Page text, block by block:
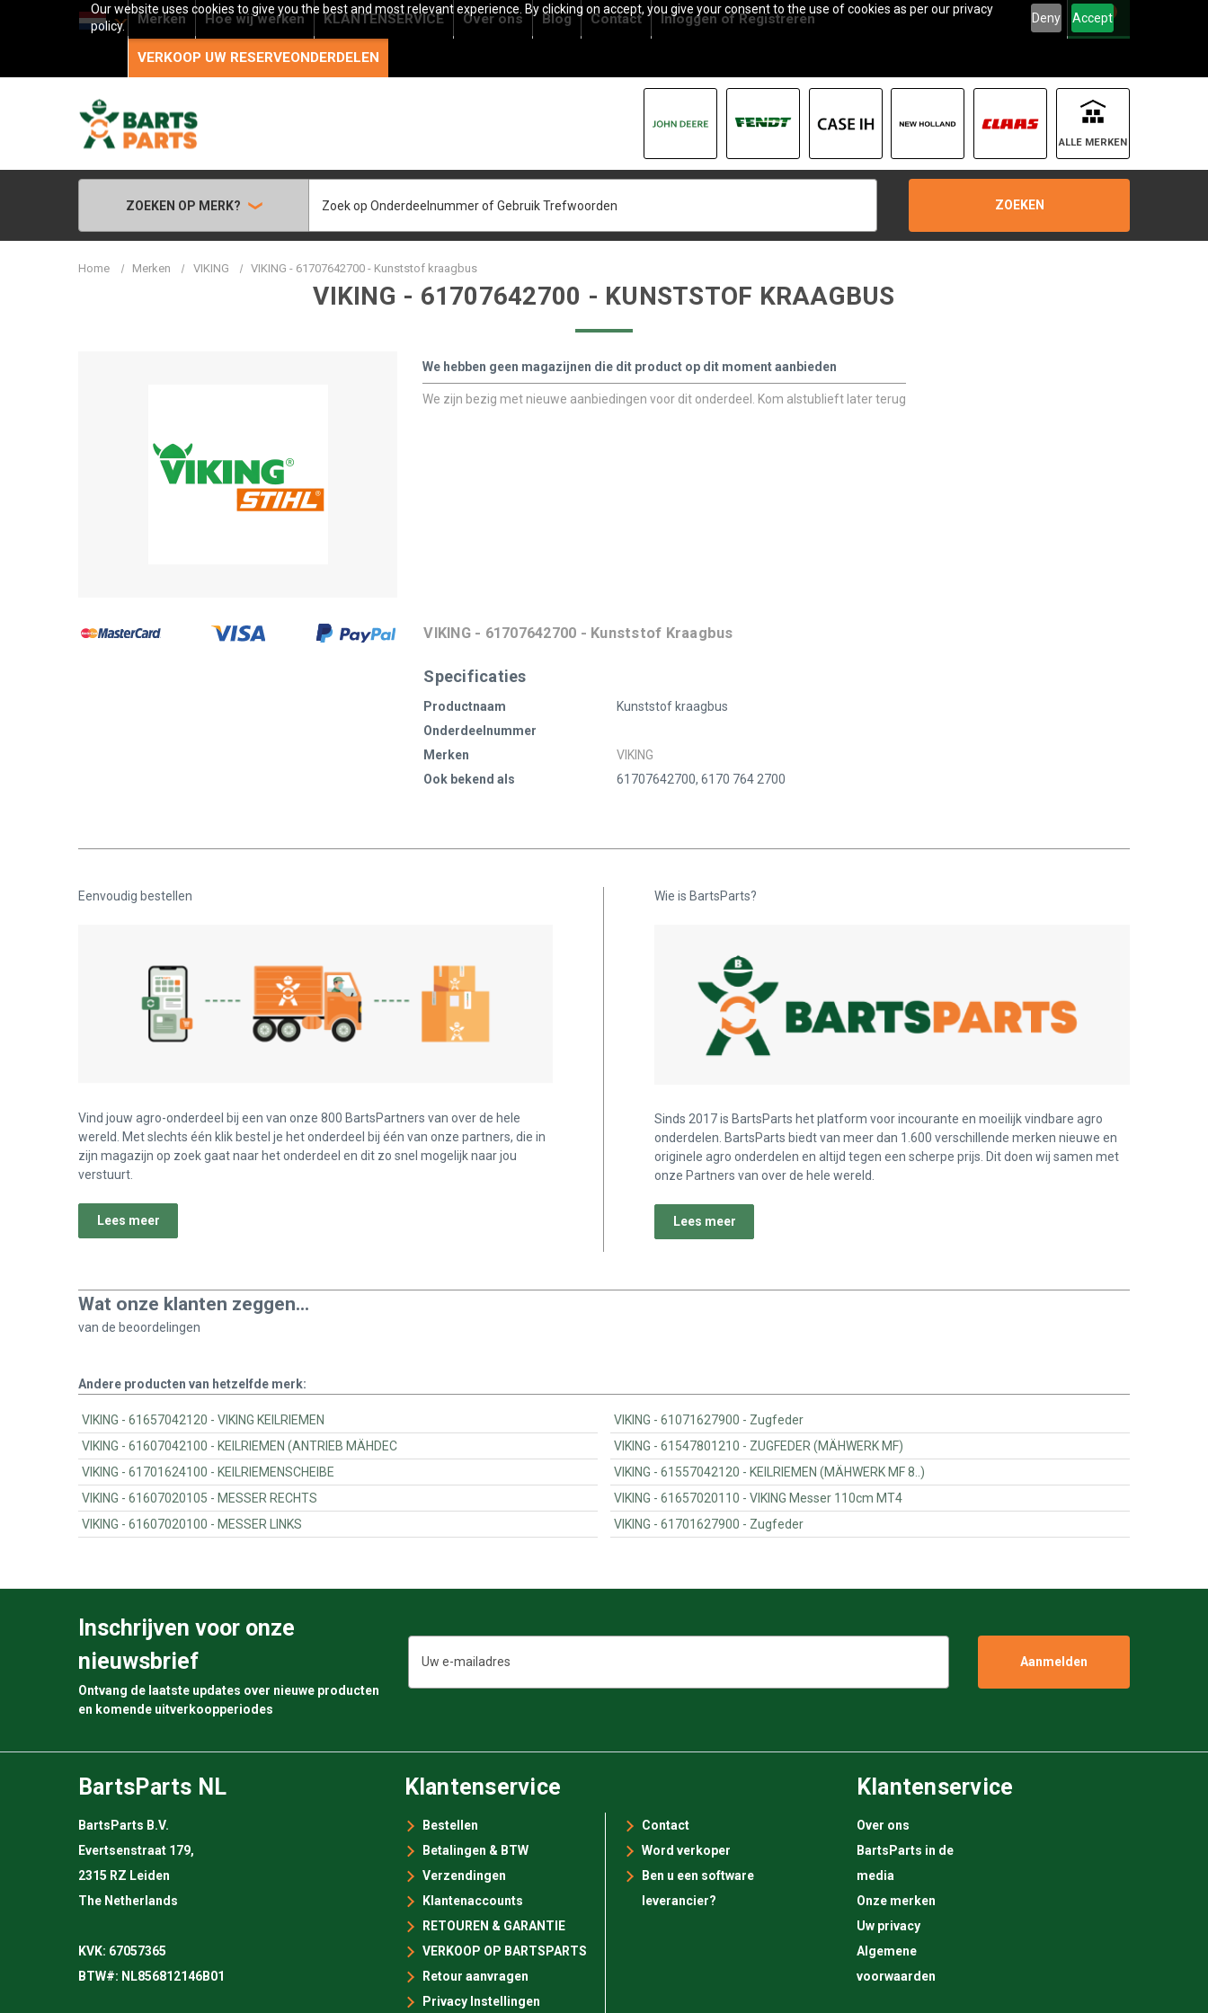
Our website uses cookies to give you the best and most relevant experience. By clicking on accept, you give your consent to the use of cookies as per our privacy
policy.
Deny Accept
Merken Hoe wij werken KLANTENSERVICE Over ons Blog Contact InloggenofRegistreren
VERKOOP UW RESERVEONDERDELEN
0
ALLE MERKEN
ZOEKEN OP MERK?
ZOEKEN
Home Merken VIKING VIKING - 61707642700 - Kunststof kraagbus
VIKING - 61707642700 - KUNSTSTOF KRAAGBUS
We hebben geen magazijnen die dit product op dit moment aanbieden
We zijn bezig met nieuwe aanbiedingen voor dit onderdeel. Kom alstublieft later terug
VIKING - 61707642700 - Kunststof Kraagbus
Specificaties
Productnaam
Kunststof kraagbus
Onderdeelnummer
Merken
VIKING
Ook bekend als
61707642700, 6170 764 2700
Eenvoudig bestellen
Vind jouw agro-onderdeel bij een van onze 800 BartsPartners van over de hele
wereld. Met slechts één klik bestel je het onderdeel bij één van onze partners, die in
zijn magazijn op zoek gaat naar het onderdeel en dit zo snel mogelijk naar jou
verstuurt.
Lees meer
Wie is BartsParts?
Sinds 2017 is BartsParts het platform voor incourante en moeilijk vindbare agro
onderdelen. BartsParts biedt van meer dan 1.600 verschillende merken nieuwe en
originele agro onderdelen en altijd tegen een scherpe prijs. Dit doen wij samen met
onze Partners van over de hele wereld.
Lees meer
Wat onze klanten zeggen...
van de beoordelingen
Andere producten van hetzelfde merk:
VIKING - 61657042120 - VIKING KEILRIEMEN
VIKING - 61607042100 - KEILRIEMEN (ANTRIEB MÄHDEC
VIKING - 61701624100 - KEILRIEMENSCHEIBE
VIKING - 61607020105 - MESSER RECHTS
VIKING - 61607020100 - MESSER LINKS
VIKING - 61071627900 - Zugfeder
VIKING - 61547801210 - ZUGFEDER (MÄHWERK MF)
VIKING - 61557042120 - KEILRIEMEN (MÄHWERK MF 8..)
VIKING - 61657020110 - VIKING Messer 110cm MT4
VIKING - 61701627900 - Zugfeder
Inschrijven voor onze
nieuwsbrief
Ontvang de laatste updates over nieuwe producten
en komende uitverkoopperiodes
mailadres
Klantenservice
Bestellen
Betalingen & BTW
Verzendingen
Klantenaccounts
RETOUREN & GARANTIE
VERKOOP OP BARTSPARTS
Retour aanvragen
Privacy Instellingen
Contact
Word verkoper
Ben u een software
leverancier?
Klantenservice
Over ons
BartsParts in de
media
Onze merken
Uw privacy
Algemene
voorwaarden
BartsParts NL
BartsParts B.V.
Evertsenstraat 179,
2315 RZ Leiden
The Netherlands
KVK: 67057365
BTW#: NL856812146B01